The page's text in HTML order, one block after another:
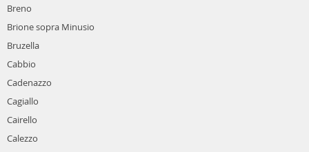
Breno
Brione sopra Minusio
Bruzella
Cabbio
Cadenazzo
Cagiallo
Cairello
Calezzo